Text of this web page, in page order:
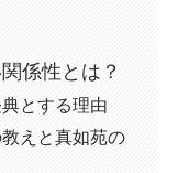
係性とは？
とする理由
教えと真如苑の